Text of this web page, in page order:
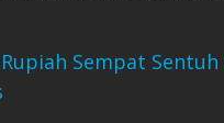
Sempat Sentuh